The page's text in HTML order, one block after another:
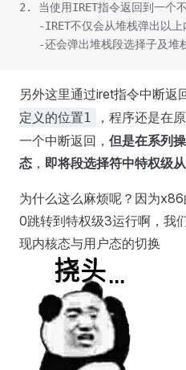
2. 当使用IRET指令返回到一个
-IRET不仅会从堆栈弹出以上
-还会弹出堆栈段选择子及堆
另外这里通过iret指令中断返
定义的位置1
，程序还是在
一个中断返回， 但是在系列
态 ， 即将段选择符中特权级
为什么这么麻烦呢？因为
0跳转到特权级3运行啊，我
现内核态与用户态的切换